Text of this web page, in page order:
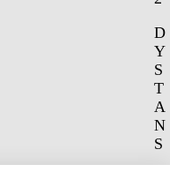
D
Y
S
T
A
N
S
„